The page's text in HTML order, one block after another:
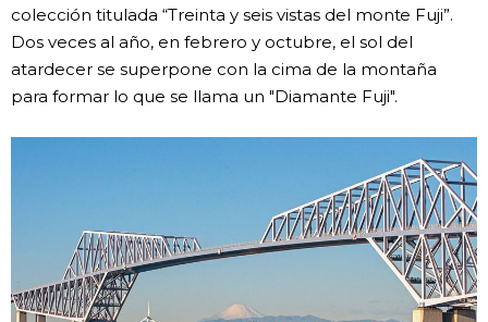
colección titulada “Treinta y seis vistas del monte Fuji”.
Dos veces al año, en febrero y octubre, el sol del
atardecer se superpone con la cima de la montaña
para formar lo que se llama un "Diamante Fuji".